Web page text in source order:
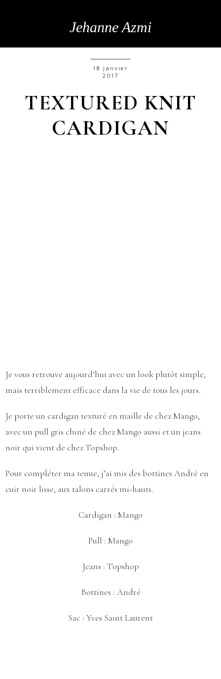
Jehanne Azmi
18 janvier
2017
TEXTURED KNIT
CARDIGAN
Je vous retrouve aujourd’hui avec un look plutôt simple,
mais terriblement efficace dans la vie de tous les jours.
Je porte un cardigan texturé en maille de chez Mango,
avec un pull gris chiné de chez Mango aussi et un jeans
noir qui vient de chez Topshop.
Pour compléter ma tenue, j’ai mis des bottines André en
cuir noir lisse, aux talons carrés mi-hauts.
Cardigan : Mango
Pull : Mango
Jeans : Topshop
Bottines : André
Sac : Yves Saint Laurent